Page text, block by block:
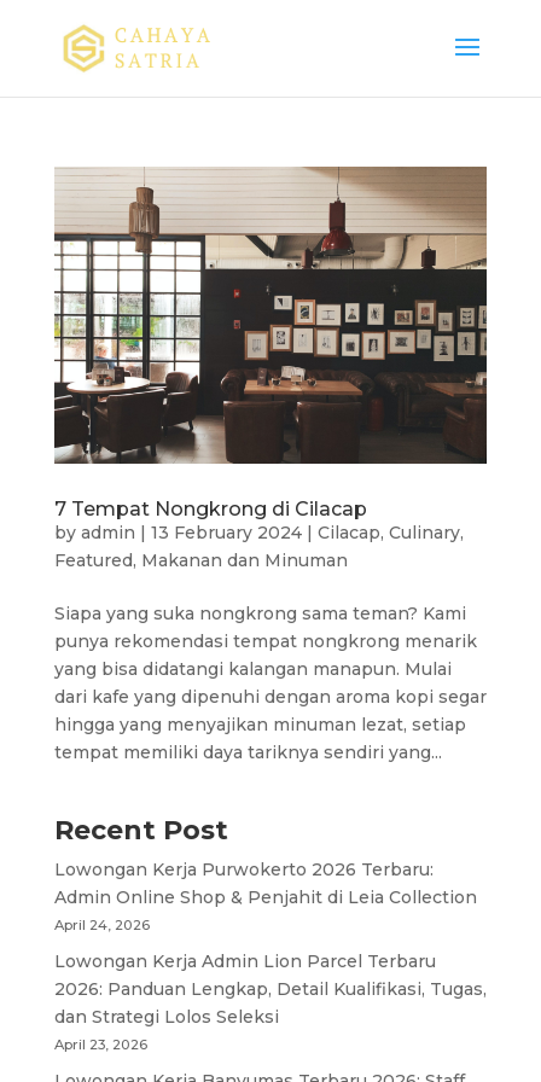
7 Tempat Nongkrong di Cilacap
by admin | 13 February 2024| Cilacap, Culinary,
Featured, Makanan dan Minuman
Siapa yang suka nongkrong sama teman? Kami
punya rekomendasi tempat nongkrong menarik
yang bisa didatangi kalangan manapun. Mulai
dari kafe yang dipenuhi dengan aroma kopi segar
hingga yang menyajikan minuman lezat, setiap
tempat memiliki daya tariknya sendiri yang...
Recent Post
Lowongan Kerja Purwokerto 2026 Terbaru:
Admin Online Shop & Penjahit di Leia Collection
April 24, 2026
Lowongan Kerja Admin Lion Parcel Terbaru
2026: Panduan Lengkap, Detail Kualifikasi, Tugas,
dan Strategi Lolos Seleksi
April 23, 2026